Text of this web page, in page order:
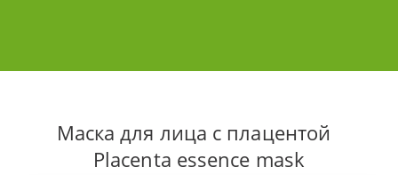
Маска для лица с плацентой
Placenta essence mask